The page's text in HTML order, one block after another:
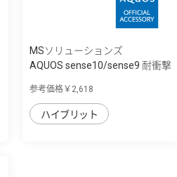
MSソリューションズ
AQUOS sense10/sense9 耐衝撃
参考価格￥2,618
ハイブリット